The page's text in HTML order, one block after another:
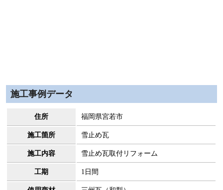
施工事例データ
住所 福岡県宮若市
施工箇所 雪止め瓦
施工内容 雪止め瓦取付リフォーム
工期 1日間